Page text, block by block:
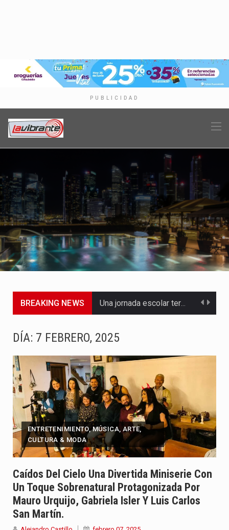
PUBLICIDAD
BREAKING NEWS Una jornada escolar terminó en tragedia este viernes 7 de…
Con una salva de 21 cañonazos se cumplieron los honores…
El presidente electo Abelardo de la Espriella aseguró que durante…
Con el inicio del gobierno de Abelardo de la Espriella,…
Abelardo de la Espriella comenzó su Gobierno con uno de…
DÍA: 7 FEBRERO, 2025
ENTRETENIMIENTO, MÚSICA, ARTE,
CULTURA & MODA
Caídos Del Cielo Una Divertida Miniserie Con
Un Toque Sobrenatural Protagonizada Por
Mauro Urquijo, Gabriela Isler Y Luis Carlos
San Martín.